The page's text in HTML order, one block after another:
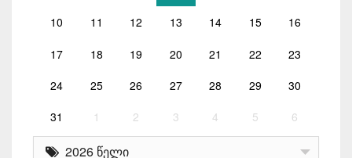
10 11 12 13 14 15 16
17 18 19 20 21 22 23
24 25 26 27 28 29 30
31 1 2 3 4 5 6
2026 წელი